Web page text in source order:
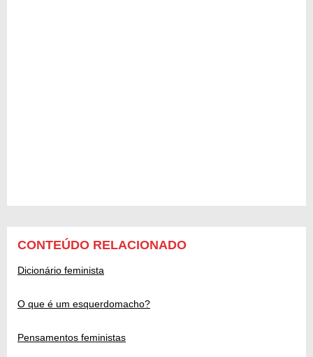
CONTEÚDO RELACIONADO
Dicionário feminista
O que é um esquerdomacho?
Pensamentos feministas